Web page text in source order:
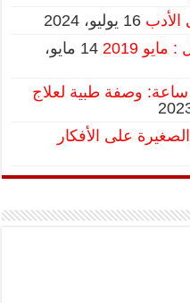
الأدب 16 يوليو، 2024
2019
14 مايو،
وصفة طبية لعلاج
على الأفكار